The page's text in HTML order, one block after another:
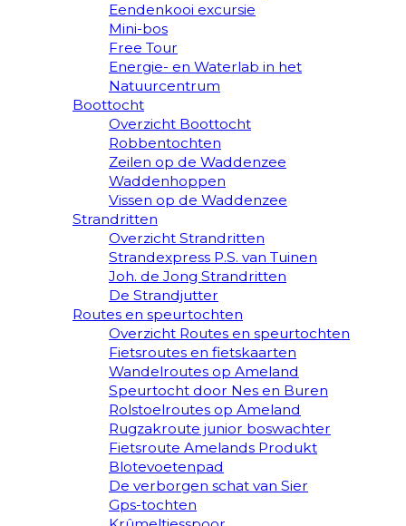
Eendenkooi excursie
Mini-bos
Free Tour
Energie- en Waterlab in het
Natuurcentrum
Boottocht
Overzicht Boottocht
Robbentochten
Zeilen op de Waddenzee
Waddenhoppen
Vissen op de Waddenzee
Strandritten
Overzicht Strandritten
Strandexpress P.S. van Tuinen
Joh. de Jong Strandritten
De Strandjutter
Routes en speurtochten
Overzicht Routes en speurtochten
Fietsroutes en fietskaarten
Wandelroutes op Ameland
Speurtocht door Nes en Buren
Rolstoelroutes op Ameland
Rugzakroute junior boswachter
Fietsroute Amelands Produkt
Blotevoetenpad
De verborgen schat van Sier
Gps-tochten